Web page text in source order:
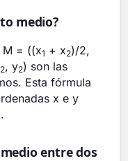
medio?
M = ((x1 + x2)/2,
2, y2) son las
Esta fórmula
x e y
entre dos